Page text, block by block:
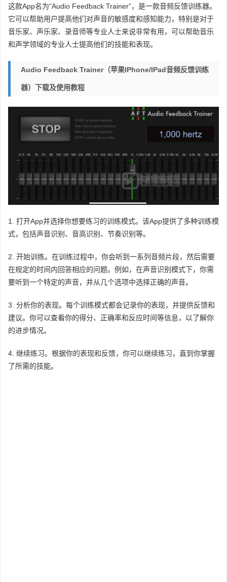
这款App名为“Audio Feedback Trainer”，是一款音频反馈训练器。
它可以帮助用户提高他们对声音的敏感度和感知能力，特别是对于
音乐家、声乐家、录音师等专业人士来说非常有用，可以帮助音乐
和声学领域的专业人士提高他们的技能和表现。
Audio Feedback Trainer（苹果iPhone/iPad音频反馈训练
器）下载及使用教程
1. 打开App并选择你想要练习的训练模式。该App提供了多种训练模
式，包括声音识别、音高识别、节奏识别等。
2. 开始训练。在训练过程中，你会听到一系列音频片段，然后需要
在规定的时间内回答相应的问题。例如，在声音识别模式下，你需
要听到一个特定的声音，并从几个选项中选择正确的声音。
3. 分析你的表现。每个训练模式都会记录你的表现，并提供反馈和
建议。你可以查看你的得分、正确率和反应时间等信息，以了解你
的进步情况。
4. 继续练习。根据你的表现和反馈，你可以继续练习，直到你掌握
了所需的技能。